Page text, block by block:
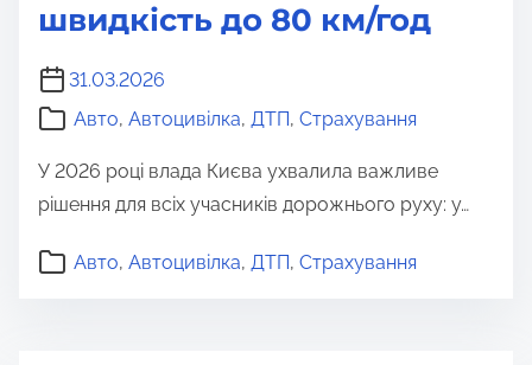
швидкість до 80 км/год
31.03.2026
Авто, Автоцивілка, ДТП, Страхування
У 2026 році влада Києва ухвалила важливе
рішення для всіх учасників дорожнього руху: у…
Авто, Автоцивілка, ДТП, Страхування